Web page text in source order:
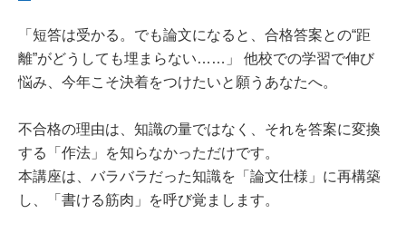
「短答は受かる。でも論文になると、合格答案との“距
離”がどうしても埋まらない……」 他校での学習で伸び
悩み、今年こそ決着をつけたいと願うあなたへ。
不合格の理由は、知識の量ではなく、それを答案に変換
する「作法」を知らなかっただけです。
本講座は、バラバラだった知識を「論文仕様」に再構築
し、「書ける筋肉」を呼び覚まします。